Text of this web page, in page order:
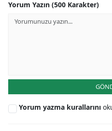
Yorum Yazın (500 Karakter)
Yorum yazma kurallarını